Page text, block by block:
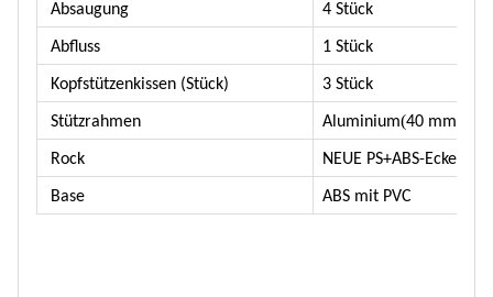
Absaugung 4 Stück
Abfluss 1 Stück
Kopfstützenkissen (Stück) 3 Stück
Stützrahmen Aluminium(40 mm x
Rock NEUE PS+ABS-Ecke
Base ABS mit PVC